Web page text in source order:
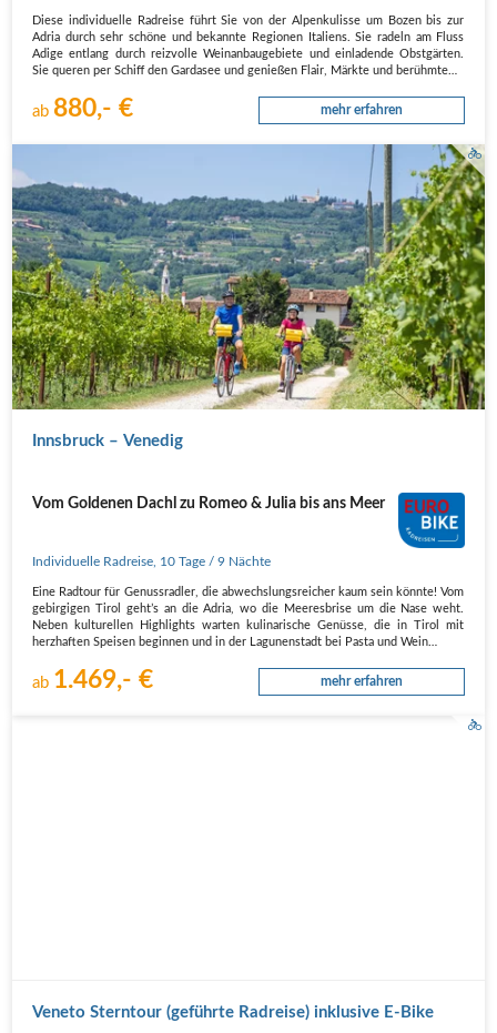
Diese individuelle Radreise führt Sie von der Alpenkulisse um Bozen bis zur
Adria durch sehr schöne und bekannte Regionen Italiens. Sie radeln am Fluss
Adige entlang durch reizvolle Weinanbaugebiete und einladende Obstgärten.
Sie queren per Schiff den Gardasee und genießen Flair, Märkte und berühmte…
ab 880,- € mehr erfahren
Innsbruck – Venedig
Vom Goldenen Dachl zu Romeo & Julia bis ans Meer
Individuelle Radreise 10 Tage / 9 Nächte
Eine Radtour für Genussradler, die abwechslungsreicher kaum sein könnte! Vom
gebirgigen Tirol geht’s an die Adria, wo die Meeresbrise um die Nase weht.
Neben kulturellen Highlights warten kulinarische Genüsse, die in Tirol mit
herzhaften Speisen beginnen und in der Lagunenstadt bei Pasta und Wein…
ab 1.469,- € mehr erfahren
Veneto Sterntour (geführte Radreise) inklusive E-Bike